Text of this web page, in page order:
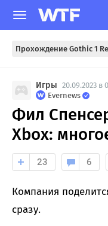
Прохождение Gothic 1
Игры 20.09.2023 в
Evernews
Фил
Xbox:
23 6
Компания
сразу.